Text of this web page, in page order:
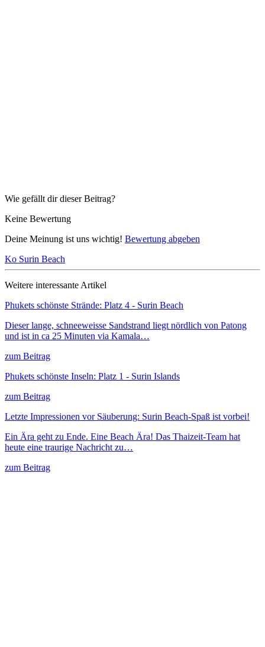
Wie gefällt dir dieser Beitrag?
Keine Bewertung
Deine Meinung ist uns wichtig! Bewertung abgeben
Ko Surin Beach
Weitere interessante Artikel
Phukets schönste Strände: Platz 4 - Surin Beach
Dieser lange, schneeweisse Sandstrand liegt nördlich von Patong
und ist in ca 25 Minuten via Kamala…
zum Beitrag
Phukets schönste Inseln: Platz 1 - Surin Islands
zum Beitrag
Letzte Impressionen vor Säuberung: Surin Beach-Spaß ist vorbei!
Ein Ära geht zu Ende. Eine Beach Ära! Das Thaizeit-Team hat
heute eine traurige Nachricht zu…
zum Beitrag